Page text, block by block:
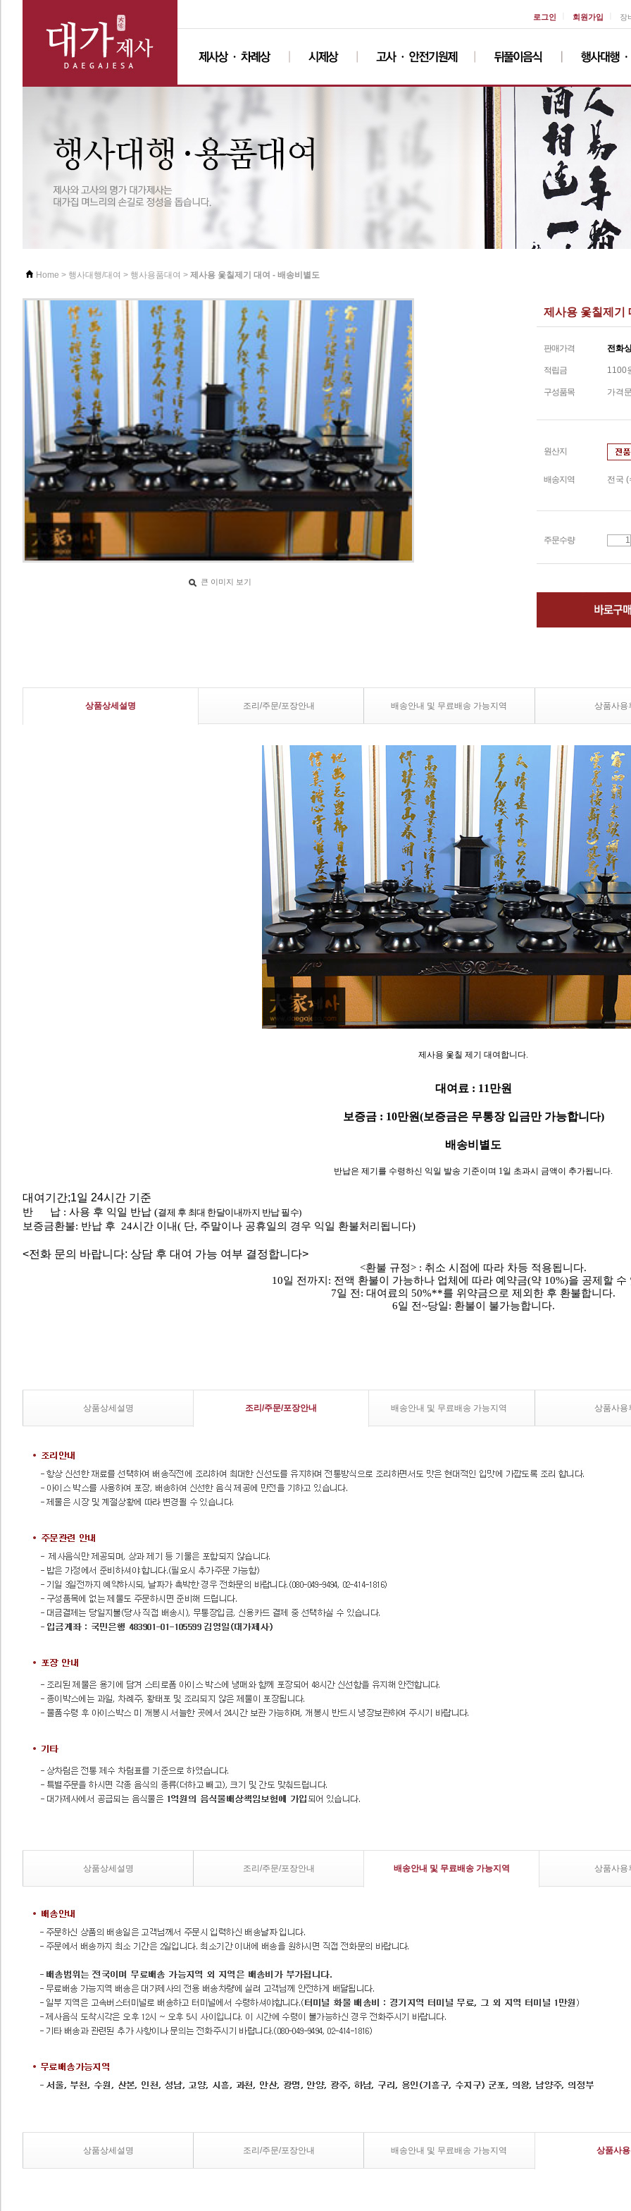
로그인 회원가입 장
Home > 행사대행/대여 > 행사용품대여 > 제사용 옻칠제기 대여 - 배송비별도
큰 이미지 보기
제사용 옻칠제기
판매가격 전화
적립금 1100
구성품목 가격
원산지
배송지역 전국
주문수량
상품상세설명 조리/주문/포장안내 배송안내 및 무료배송 가능지역 상품사용
제사용 옻칠 제기 대여합니다.
대여료 : 11만원
보증금 : 10만원(보증금은 무통장 입금만 가능합니다)
배송비별도
반납은 제기를 수령하신 익일 발송 기준이며 1일 초과시 금액이 추가됩니다.
대여기간;1일 24시간 기준
반 납 : 사용 후 익일 반납 (결제 후 최대 한달이내까지 반납 필수)
보증금환불: 반납 후 24시간 이내( 단, 주말이나 공휴일의 경우 익일 환불처리됩니다).
<전화 문의 바랍니다: 상담 후 대여 가능 여부 결정합니다>
<환불 규정> : 취소 시점에 따라 차등 적용됩니다.
10일 전까지: 전액 환불이 가능하나 업체에 따라 예약금(약 10%)을 공제할 수
7일 전: 대여료의 50%**를 위약금으로 제외한 후 환불합니다.
6일 전~당일: 환불이 불가능합니다.
상품상세설명 조리/주문/포장안내 배송안내 및 무료배송 가능지역 상품사용
상품상세설명 조리/주문/포장안내 배송안내 및 무료배송 가능지역 상품사용
상품상세설명 조리/주문/포장안내 배송안내 및 무료배송 가능지역 상품사